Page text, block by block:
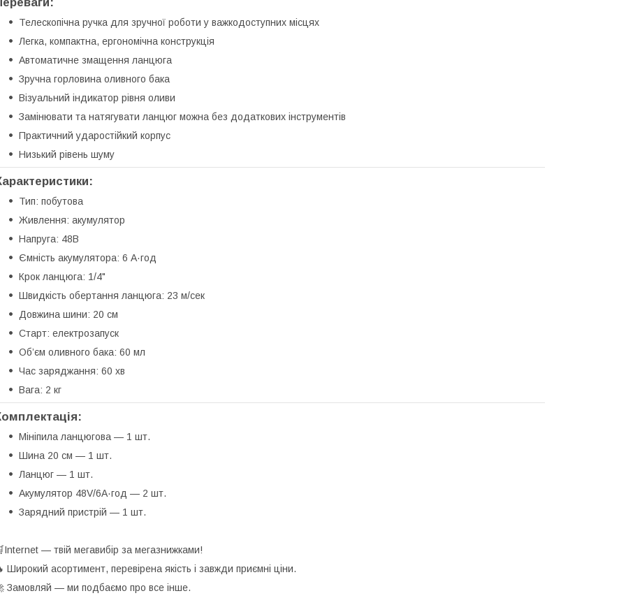
Телескопічна ручка для зручної роботи у важкодоступних місцях
Легка, компактна, ергономічна конструкція
Автоматичне змащення ланцюга
Зручна горловина оливного бака
Візуальний індикатор рівня оливи
Замінювати та натягувати ланцюг можна без додаткових інструментів
Практичний ударостійкий корпус
Низький рівень шуму
Тип: побутова
Живлення: акумулятор
Напруга: 48В
Ємність акумулятора: 6 А·год
Крок ланцюга: 1/4"
Швидкість обертання ланцюга: 23 м/сек
Довжина шини: 20 см
Старт: електрозапуск
Об’єм оливного бака: 60 мл
Час заряджання: 60 хв
Вага: 2 кг
Мініпила ланцюгова — 1 шт.
Шина 20 см — 1 шт.
Ланцюг — 1 шт.
Акумулятор 48V/6А·год — 2 шт.
Зарядний пристрій — 1 шт.
— твій мегавибір за мегазнижками!
Широкий асортимент, перевірена якість і завжди приємні ціни.
Замовляй — ми подбаємо про все інше.